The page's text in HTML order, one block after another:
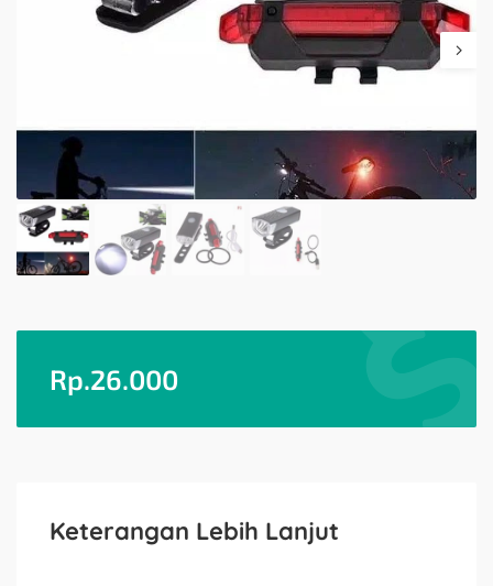
Rp.26.000
Keterangan Lebih Lanjut